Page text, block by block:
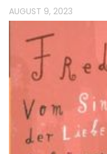
AUGUST 9, 2023